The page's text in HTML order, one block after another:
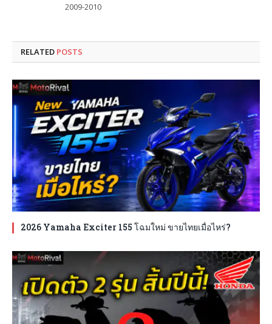
2009-2010
RELATED POSTS
2026 Yamaha Exciter 155 โฉมใหม่ ขายไทยเมื่อไหร่?